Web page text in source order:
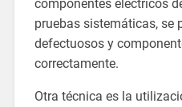
componentes eléctricos
pruebas sistemáticas, se
defectuosos y
correctamente.
Otra técnica es la